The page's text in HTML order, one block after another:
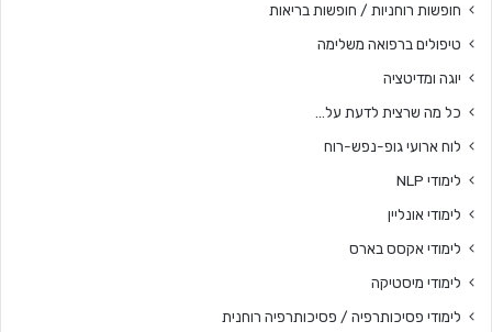
חופשות רוחניות / חופשות בריאות
טיפולים ברפואה משלימה
יוגה ומדיטציה
כל מה שרצית לדעת על…
לוח ארועי גופ-נפש-רוח
לימודי NLP
לימודי אונליין
לימודי אקסס בארס
לימודי מיסטיקה
לימודי פסיכותרפיה / פסיכותרפיה רוחנית